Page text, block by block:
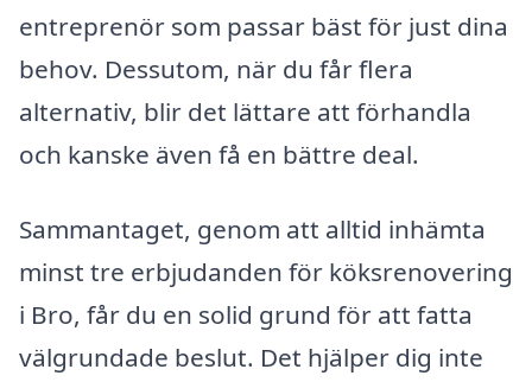
entreprenör som passar bäst för just dina
behov. Dessutom, när du får flera
alternativ, blir det lättare att förhandla
och kanske även få en bättre deal.
Sammantaget, genom att alltid inhämta
minst tre erbjudanden för köksrenovering
i Bro, får du en solid grund för att fatta
välgrundade beslut. Det hjälper dig inte